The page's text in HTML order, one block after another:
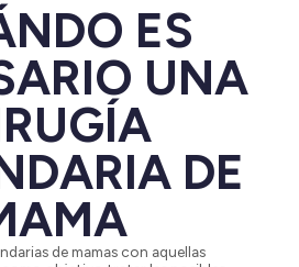
ES
UNA
DE
de mamas con aquellas